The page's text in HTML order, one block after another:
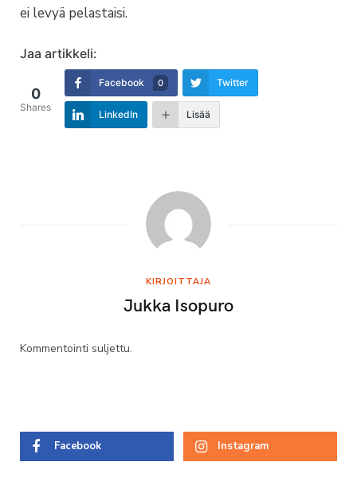
ei levyä pelastaisi.
Jaa artikkeli:
0
Shares
Facebook 0 Twitter
LinkedIn Lisää
KIRJOITTAJA
Jukka Isopuro
Kommentointi suljettu.
Facebook Instagram